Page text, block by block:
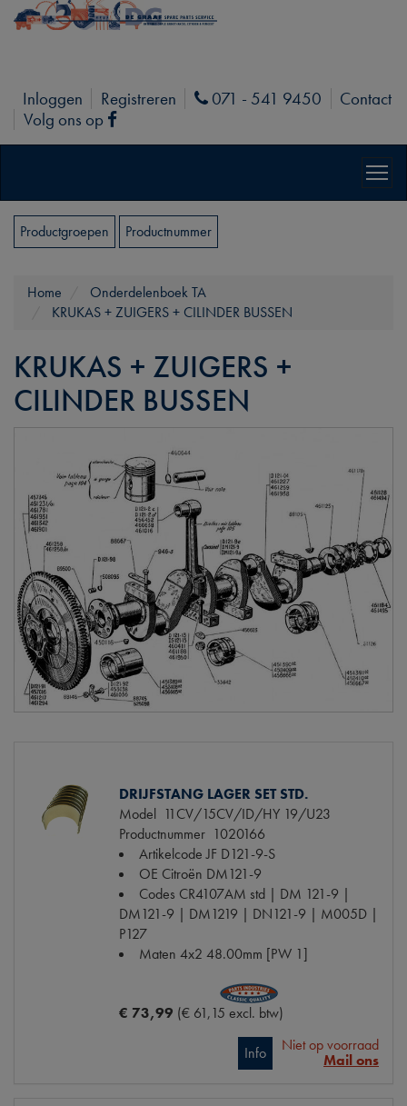
Inloggen Registreren Phone
071 - 541 9450
Contact
Volg ons op
Facebook
Productgroepen Productnummer
Home
Onderdelenboek TA
KRUKAS + ZUIGERS + CILINDER BUSSEN
KRUKAS + ZUIGERS +
CILINDER BUSSEN
DRIJFSTANG LAGER SET STD.
Model 11CV/15CV/ID/HY 19/U23
Productnummer 1020166
Artikelcode JF D121-9-S
OE Citroën DM121-9
Codes CR4107AM std | DM 121-9 |
DM121-9 | DM1219 | DN121-9 | M005D |
P127
Maten 4x2 48.00mm [PW 1]
€ 73,99 (€ 61,15 excl. btw)
Info
Niet op voorraad
Mail ons